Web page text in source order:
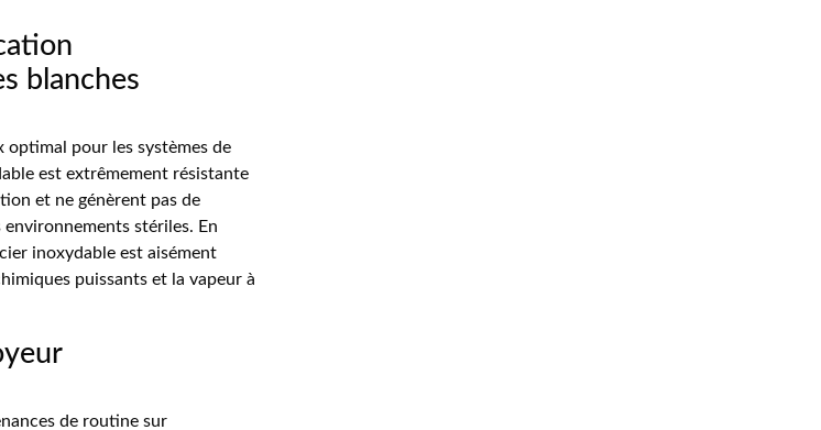
blanches
optimal pour les systèmes de
est extrêmement résistante
et ne génèrent pas de
stériles. En
inoxydable est aisément
puissants et la vapeur à
de routine sur